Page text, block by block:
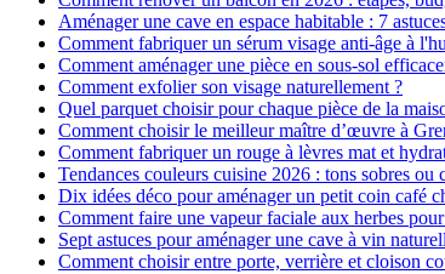
Aménager une cave en espace habitable : 7
Comment fabriquer un sérum visage anti-âge à
Comment aménager une pièce en sous-sol
Comment exfolier son visage naturellement ?
Quel parquet choisir pour chaque pièce de la
Comment choisir le meilleur maître d’œuvre à
Comment fabriquer un rouge à lèvres mat et
Tendances couleurs cuisine 2026 : tons sobres ou
Dix idées déco pour aménager un petit coin café
Comment faire une vapeur faciale aux herbes
Sept astuces pour aménager une cave à vin
Comment choisir entre porte, verrière et cloison